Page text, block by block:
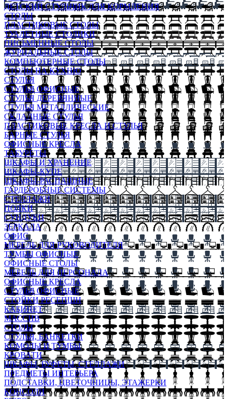
ДЕТСКИЙ СТУЛЬЧИК ДЛЯ КОРМЛЕНИЯ
СТОЛЫ
ПЛАСТИКОВЫЕ СТОЛЫ
ТУАЛЕТНЫЕ СТОЛИКИ
ПИСЬМЕННЫЕ СТОЛЫ
ЖУРНАЛЬНЫЕ СТОЛЫ
КОМПЬЮТЕРНЫЕ СТОЛЫ
СТОЛЫ НА КУХНЮ
СТУЛЬЯ
СТУЛЬЯ ОФИСНЫЕ
СТУЛЬЯ ДЕРЕВЯННЫЕ
СТУЛЬЯ МЕТАЛЛИЧЕСКИЕ
СКЛАДНЫЕ СТУЛЬЯ
ПЛАСТИКОВЫЕ КРЕСЛА И СТУЛЬЯ
БАРНЫЕ СТУЛЬЯ
ОФИСНЫЕ КРЕСЛА
ТАБУРЕТЫ
ШКАФЫ И ХРАНЕНИЕ
ШКАФЫ-КУПЕ
ШКАФЫ-РАСПАШНЫЕ
ГАРДЕРОБНЫЕ СИСТЕМЫ
СТЕЛЛАЖИ
ПОЛКИ
СУНДУКИ
ЗЕРКАЛА
ОФИС
МЕБЕЛЬ ДЛЯ РУКОВОДИТЕЛЯ
ТУМБЫ ОФИСНЫЕ
ОФИСНЫЕ СТОЛЫ
МЕБЕЛЬ ДЛЯ ПЕРСОНАЛА
ОФИСНЫЕ КРЕСЛА
СТУЛЬЯ ОФИСНЫЕ
СТОЙКИ РЕСЕПШН
КАБИНЕТ
МАССИВ
СТОЛЫ
СТУЛЬЯ, БАНКЕТКИ
КОМОДЫ И ТУМБЫ
КРОВАТИ
ШКАФЫ, БУФЕТЫ, СТЕЛЛАЖИ
ПРЕДМЕТЫ ИНТЕРЬЕРА
ПОДСТАВКИ, ЦВЕТОЧНИЦЫ, ЭТАЖЕРКИ
КОНСОЛИ